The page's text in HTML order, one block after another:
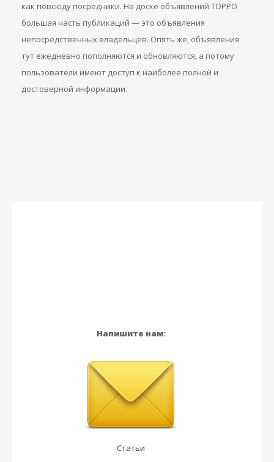
как повсюду посредники. На доске объявлений ТОРРО
большая часть публикаций — это объявления
непосредственных владельцев. Опять же, объявления
тут ежедневно пополняются и обновляются, а потому
пользователи имеют доступ к наиболее полной и
достоверной информации.
Напишите нам:
Статьи